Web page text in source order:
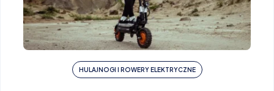
HULAJNOGI I ROWERY ELEKTRYCZNE